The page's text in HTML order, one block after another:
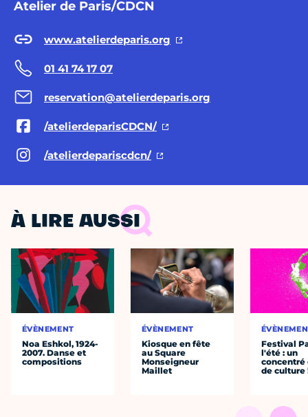
Atelier de Paris/CDCN
www.atelierdeparis.org
01 41 74 17 07
reservation@atelierdeparis.org
/atelierdeparisCDCN/
/atelierdepariscdcn/
À LIRE AUSSI
ÉVÈNEMENT
Noa Eshkol, 1924-
2007. Danse et
compositions
ÉVÈNEMENT
Kiosque en fête
au Square
Monseigneur
Maillet
Festival
l'été : un
concentré
de culture